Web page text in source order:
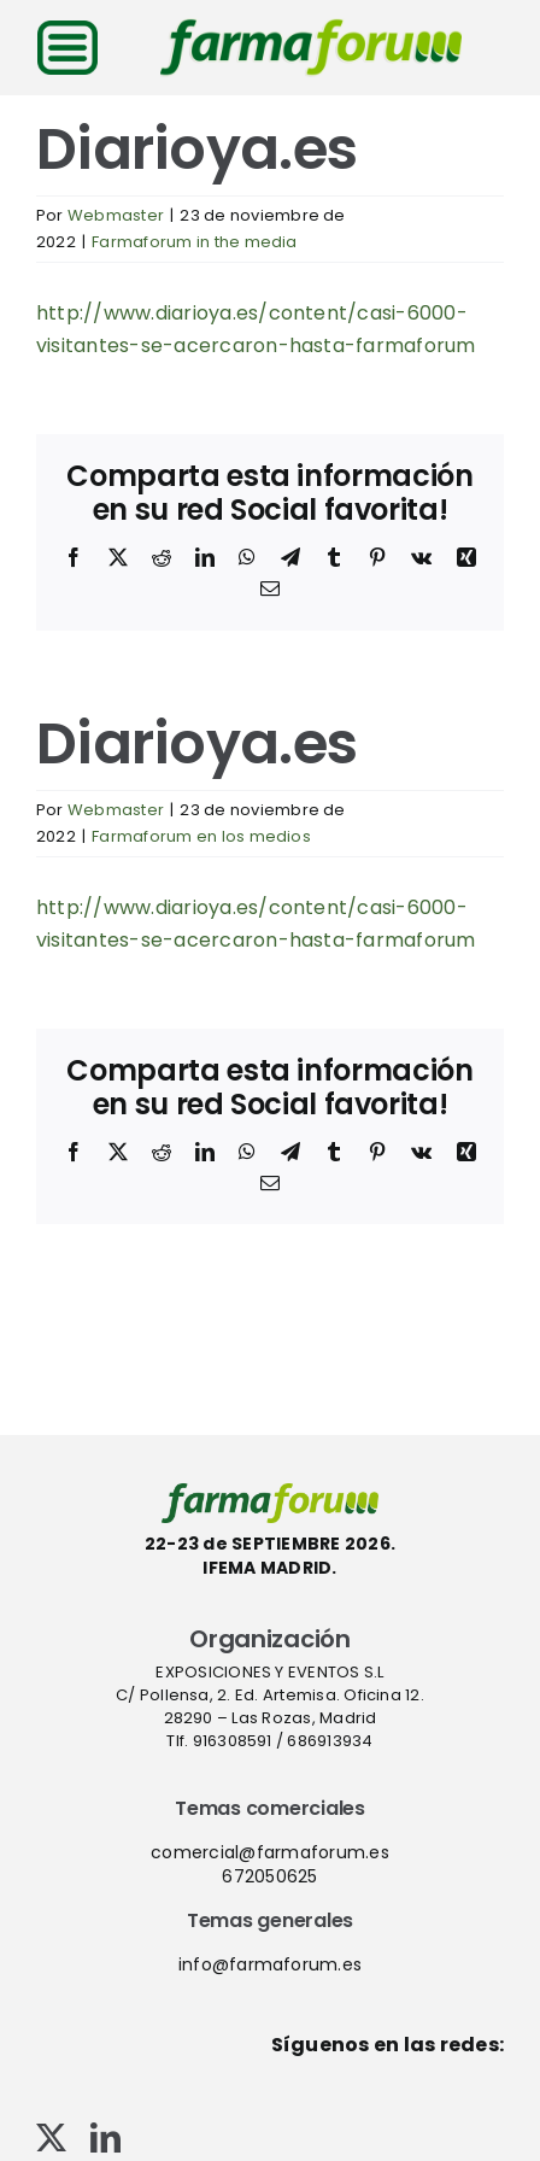
Saltar
contenido
Diarioya.es
Por Webmaster | 23 de noviembre de
2022 | Farmaforum in the media
http://www.diarioya.es/content/casi-6000-
visitantes-se-acercaron-hasta-farmaforum
Comparta esta información
en su red Social favorita!
Facebook
X RedditLinkedInWhatsApp
TelegramTumblr Pinterest
Vk
Xing
Correo
Diarioya.es
Por Webmaster | 23 de noviembre de
2022 | Farmaforum en los medios
http://www.diarioya.es/content/casi-6000-
visitantes-se-acercaron-hasta-farmaforum
Comparta esta información
en su red Social favorita!
Facebook
X RedditLinkedInWhatsApp
TelegramTumblr Pinterest
Vk
Xing
Correo
22-23 de SEPTIEMBRE 2026.
IFEMA MADRID.
Organización
EXPOSICIONES Y EVENTOS S.L
C/ Pollensa, 2. Ed. Artemisa. Oficina 12.
28290 – Las Rozas, Madrid
Tlf. 916308591 / 686913934
Temas comerciales
comercial@farmaforum.es
672050625
Temas generales
info@farmaforum.es
Síguenos en las redes: